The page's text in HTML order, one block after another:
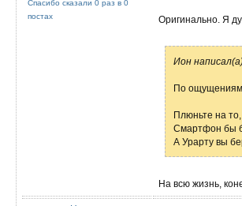
Спасибо сказали 0 раз в 0
постах
Оригинально. Я
Ион
По ощущениям
Плюньте на
Смартфон бы
А Урарту вы
На всю жизнь,